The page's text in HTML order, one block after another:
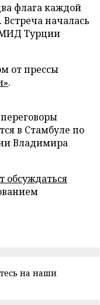
флага каждой
началась
МИД Турции
от прессы
.
в Стамбуле по
Владимира
обсуждаться
на наши